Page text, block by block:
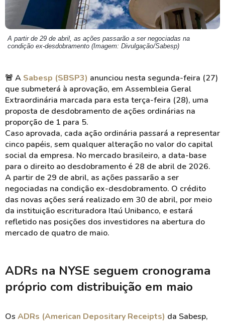
A partir de 29 de abril, as ações passarão a ser negociadas na
condição ex-desdobramento (Imagem: Divulgação/Sabesp)
🚨 A Sabesp (SBSP3) anunciou nesta segunda-feira (27)
que submeterá à aprovação, em Assembleia Geral
Extraordinária marcada para esta terça-feira (28), uma
proposta de desdobramento de ações ordinárias na
proporção de 1 para 5.
Caso aprovada, cada ação ordinária passará a representar
cinco papéis, sem qualquer alteração no valor do capital
social da empresa. No mercado brasileiro, a data-base
para o direito ao desdobramento é 28 de abril de 2026.
A partir de 29 de abril, as ações passarão a ser
negociadas na condição ex-desdobramento. O crédito
das novas ações será realizado em 30 de abril, por meio
da instituição escrituradora Itaú Unibanco, e estará
refletido nas posições dos investidores na abertura do
mercado de quatro de maio.
ADRs na NYSE seguem cronograma
próprio com distribuição em maio
Os ADRs (American Depositary Receipts) da Sabesp,